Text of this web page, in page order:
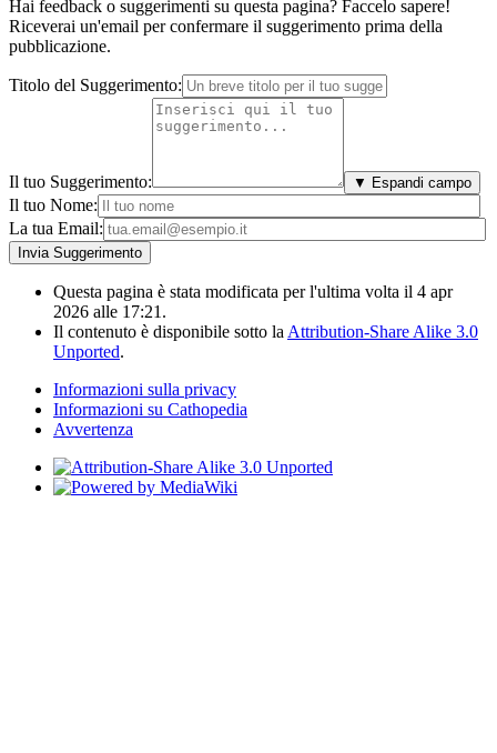
Hai feedback o suggerimenti su questa pagina? Faccelo sapere!
Riceverai un'email per confermare il suggerimento prima della
pubblicazione.
Titolo del Suggerimento:
Il tuo Suggerimento: ▼ Espandi campo
Il tuo Nome:
La tua Email:
Questa pagina è stata modificata per l'ultima volta il 4 apr
2026 alle 17:21.
Il contenuto è disponibile sotto la Attribution-Share Alike 3.0
Unported.
Informazioni sulla privacy
Informazioni su Cathopedia
Avvertenza